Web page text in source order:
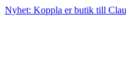
Nyhet: Koppla er butik till